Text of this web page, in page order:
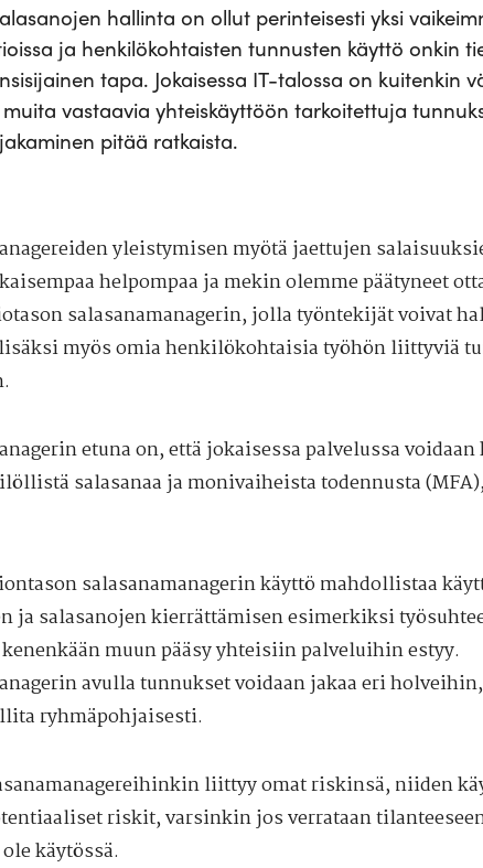
hallinta on ollut perinteisesti yksi
ja henkilökohtaisten tunnusten käyttö onkin
tapa. Jokaisessa IT-talossa on kuitenkin
vastaavia yhteiskäyttöön tarkoitettuja
pitää ratkaista.
yleistymisen myötä jaettujen
helpompaa ja mekin olemme päätyneet
salasanamanagerin, jolla työntekijät voivat
myös omia henkilökohtaisia työhön liittyviä
etuna on, että jokaisessa palvelussa
salasanaa ja monivaiheista todennusta
salasanamanagerin käyttö mahdollistaa
ja salasanojen kierrättämisen esimerkiksi
muun pääsy yhteisiin palveluihin estyy.
avulla tunnukset voidaan jakaa eri
ryhmäpohjaisesti.
liittyy omat riskinsä, niiden
riskit, varsinkin jos verrataan
käytössä.